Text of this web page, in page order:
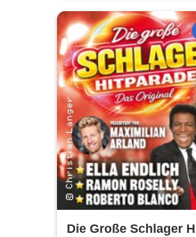
Die Große Schlager